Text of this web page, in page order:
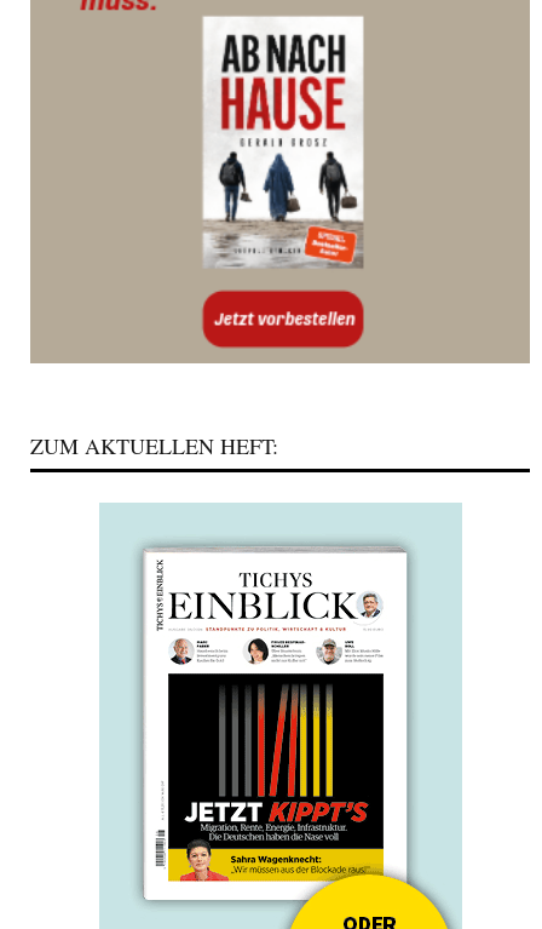
ZUM AKTUELLEN HEFT: